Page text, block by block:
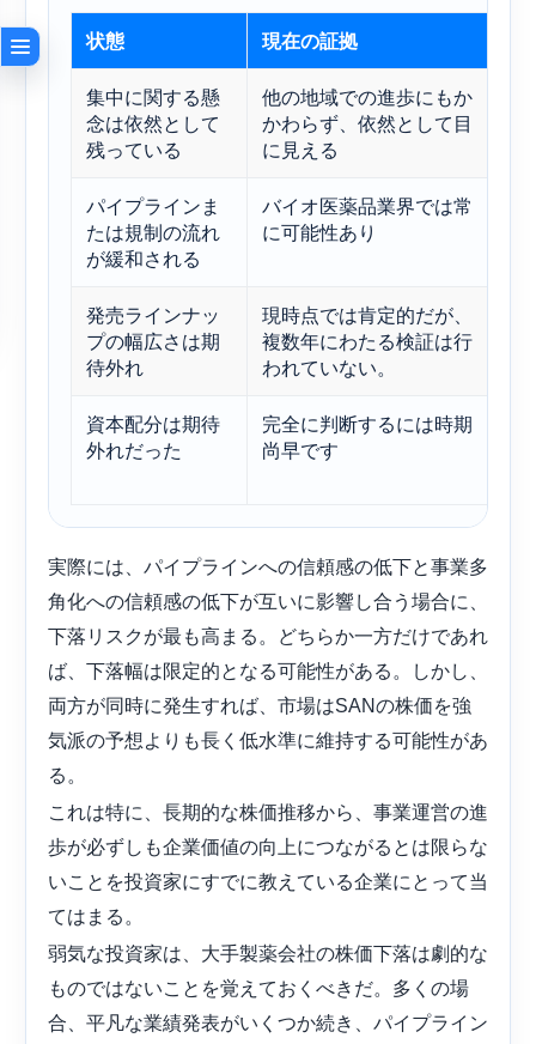
状態 現在の証拠
集中に関する懸
念は依然として
残っている
他の地域での進歩にもか
かわらず、依然として目
に見える
パイプラインま
たは規制の流れ
が緩和される
バイオ医薬品業界では常
に可能性あり
発売ラインナッ
プの幅広さは期
待外れ
現時点では肯定的だが、
複数年にわたる検証は行
われていない。
資本配分は期待
外れだった
完全に判断するには時期
尚早です
実際には、パイプラインへの信頼感の低下と事業多
角化への信頼感の低下が互いに影響し合う場合に、
下落リスクが最も高まる。どちらか一方だけであれ
ば、下落幅は限定的となる可能性がある。しかし、
両方が同時に発生すれば、市場はSANの株価を強
気派の予想よりも長く低水準に維持する可能性があ
る。
これは特に、長期的な株価推移から、事業運営の進
歩が必ずしも企業価値の向上につながるとは限らな
いことを投資家にすでに教えている企業にとって当
てはまる。
弱気な投資家は、大手製薬会社の株価下落は劇的な
ものではないことを覚えておくべきだ。多くの場
合、平凡な業績発表がいくつか続き、パイプライン